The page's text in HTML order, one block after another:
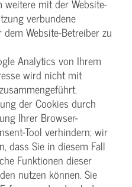
mit der Website-
verbundene
Website-Betreiber zu
Analytics von Ihrem
wird nicht mit
der Cookies durch
Ihrer Browser-
Tool verhindern; wir
dass Sie in diesem Fall
Funktionen dieser
nutzen können. Sie